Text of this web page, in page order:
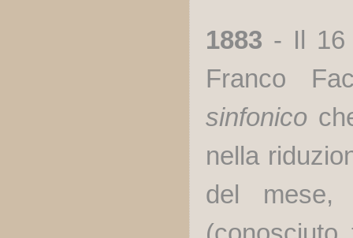
1883 - Il 16
Franco
sinfonico
nella
del mese,